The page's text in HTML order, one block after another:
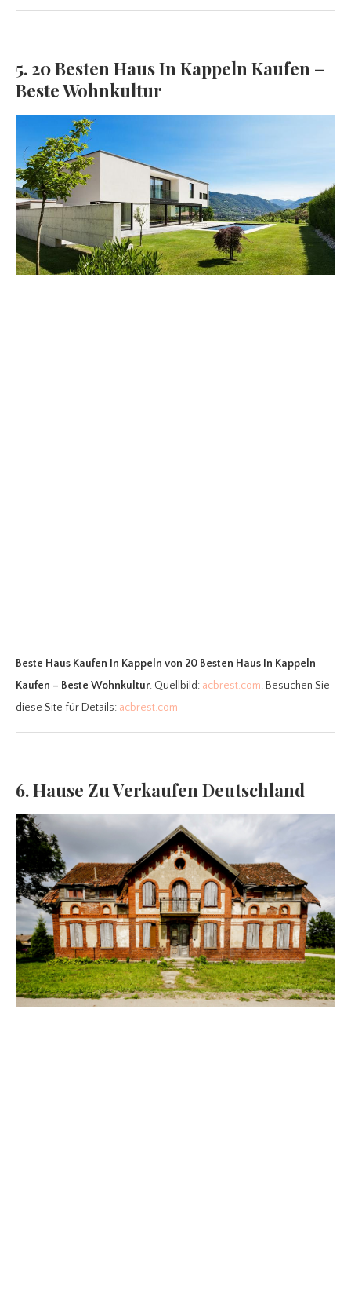
5. 20 Besten Haus In Kappeln Kaufen –
Beste Wohnkultur
Beste Haus Kaufen In Kappeln von 20 Besten Haus In Kappeln
Kaufen – Beste Wohnkultur. Quellbild: acbrest.com. Besuchen Sie
diese Site für Details: acbrest.com
6. Hause Zu Verkaufen Deutschland